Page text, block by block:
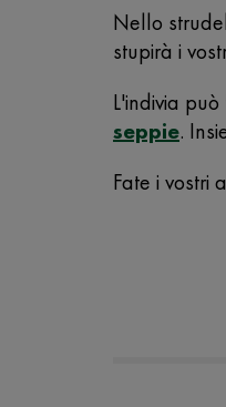
Nello
stupirà i
L'indivia
seppie.
Fate i vostri